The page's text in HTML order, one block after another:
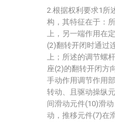
2.根据权利要求1所
构，其特征在于：
上，另一端作用在
(2)翻转开闭时通过
上；所述的调节螺
座(2)的翻转开闭方
手动作用调节作用
转动、且驱动操纵
间滑动元件(10)滑
动，推移元件(7)在